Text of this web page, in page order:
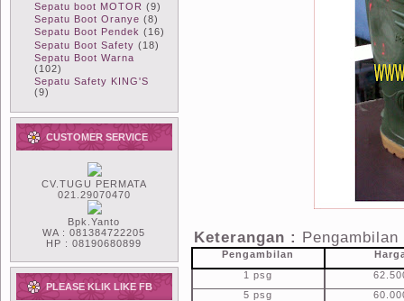
Sepatu boot MOTOR (9)
Sepatu Boot Oranye (8)
Sepatu Boot Pendek (16)
Sepatu Boot Safety (18)
Sepatu Boot Warna
(102)
Sepatu Safety KING'S
(9)
CUSTOMER SERVICE
CV.TUGU PERMATA
021.29070470
Bpk.Yanto
WA : 081384722205
HP : 08190680899
PLEASE KLIK LIKE FB
Keterangan :
Pengambilan
1 psg
5 psg